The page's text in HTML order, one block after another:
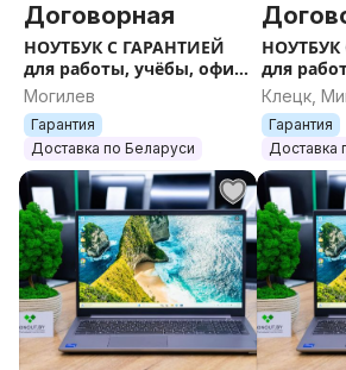
Договорная
НОУТБУК С ГАРАНТИЕЙ
для работы, учёбы, офиса
и игр
Могилев
Гарантия
Доставка по Беларуси
НОУТБУК
для
и игр
Клецк,
Гарантия
Доставка